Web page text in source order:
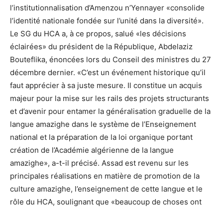
l’institutionnalisation d’Amenzou n’Yennayer «consolide
l’identité nationale fondée sur l’unité dans la diversité».
Le SG du HCA a, à ce propos, salué «les décisions
éclairées» du président de la République, Abdelaziz
Bouteflika, énoncées lors du Conseil des ministres du 27
décembre dernier. «C’est un événement historique qu’il
faut apprécier à sa juste mesure. Il constitue un acquis
majeur pour la mise sur les rails des projets structurants
et d’avenir pour entamer la généralisation graduelle de la
langue amazighe dans le système de l’Enseignement
national et la préparation de la loi organique portant
création de l’Académie algérienne de la langue
amazighe», a-t-il précisé. Assad est revenu sur les
principales réalisations en matière de promotion de la
culture amazighe, l’enseignement de cette langue et le
rôle du HCA, soulignant que «beaucoup de choses ont